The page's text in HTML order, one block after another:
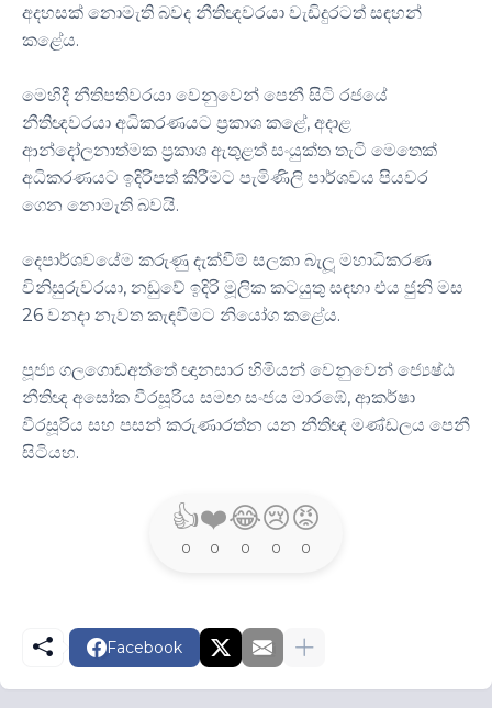
අදහසක් නොමැති බවද නීතිඥවරයා වැඩිදුරටත් සඳහන්
කළේය.
මෙහිදී නීතිපතිවරයා වෙනුවෙන් පෙනී සිටි රජයේ
නීතිඥවරයා අධිකරණයට ප්‍රකාශ කළේ, අදාළ
ආන්දෝලනාත්මක ප්‍රකාශ ඇතුළත් සංයුක්ත තැටි මෙතෙක්
අධිකරණයට ඉදිරිපත් කිරීමට පැමිණිලි පාර්ශවය පියවර
ගෙන නොමැති බවයි.
දෙපාර්ශවයේම කරුණු දැක්වීම් සලකා බැලූ මහාධිකරණ
විනිසුරුවරයා, නඩුවේ ඉදිරි මූලික කටයුතු සඳහා එය ජුනි මස
26 වනදා නැවත කැඳවීමට නියෝග කළේය.
පූජ්‍ය ගලගොඩඅත්තේ ඥානසාර හිමියන් වෙනුවෙන් ජ්‍යෙෂ්ඨ
නීතිඥ අසෝක වීරසූරිය සමඟ සංජය මාරඹේ, ආකර්ෂා
වීරසූරිය සහ පසන් කරුණාරත්න යන නීතිඥ මණ්ඩලය පෙනී
සිටියහ.
👍
0
❤️
0
😂
0
😢
0
😡
0
Facebook